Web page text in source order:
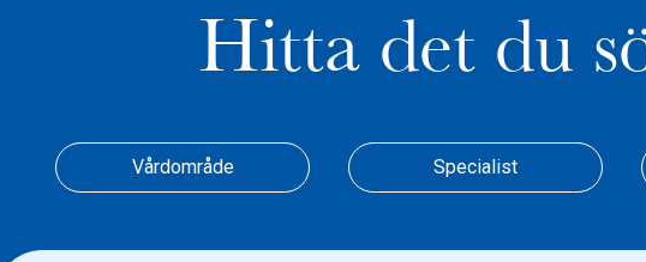
Hitta det du
Vårdområde Specialist